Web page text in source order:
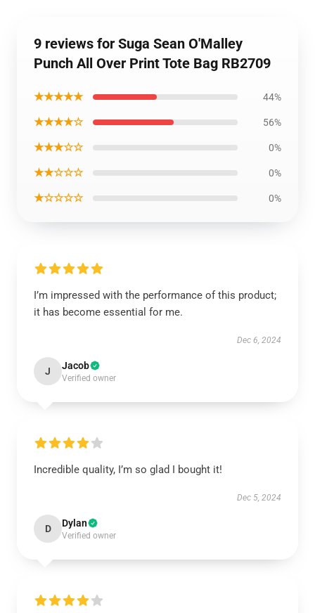
9 reviews for Suga Sean O'Malley
Punch All Over Print Tote Bag RB2709
★★★★★ 44%
★★★★☆ 56%
★★★☆☆ 0%
★★☆☆☆ 0%
★☆☆☆☆ 0%
I’m impressed with the performance of this product;
it has become essential for me.
Dec 6, 2024
J Jacob
Verified owner
Incredible quality, I’m so glad I bought it!
Dec 5, 2024
D Dylan
Verified owner